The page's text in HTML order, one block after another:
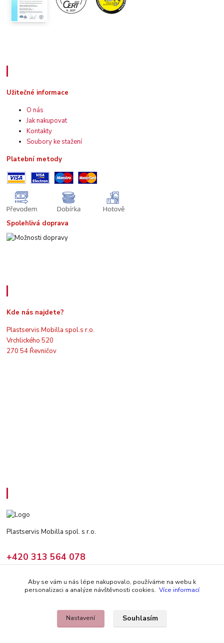
Užitečné informace
O nás
Jak nakupovat
Kontakty
Soubory ke stažení
Platební metody
Spolehlivá doprava
Kde nás najdete?
Plastservis Mobilla spol.s r.o.
Vrchlického 520
270 54 Řevničov
Plastservis Mobilla spol. s r.o.
+420 313 564 078
(Po - Pá: 6 - 14:30 hod)
prodej@climair.cz
Aby se vám u nás lépe nakupovalo, používáme na webu k
personalizaci a analýze návštěvnosti cookies. Více informací
Nastavení Souhlasím